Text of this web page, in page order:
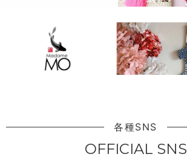
各種SNS
OFFICIAL SNS